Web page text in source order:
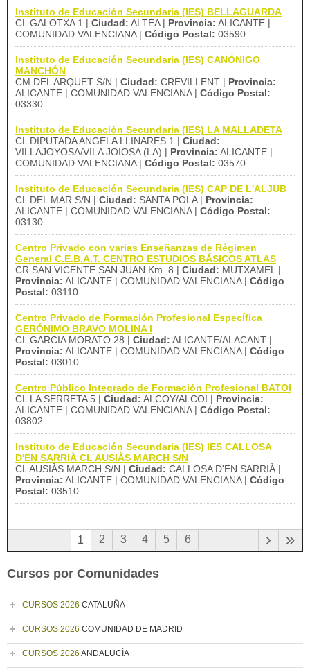
Instituto de Educación Secundaria (IES) BELLAGUARDA
CL GALOTXA 1 | Ciudad: ALTEA | Provincia: ALICANTE |
COMUNIDAD VALENCIANA | Código Postal: 03590
Instituto de Educación Secundaria (IES) CANÓNIGO
MANCHÓN
CM DEL ARQUET S/N | Ciudad: CREVILLENT | Provincia:
ALICANTE | COMUNIDAD VALENCIANA | Código Postal:
03330
Instituto de Educación Secundaria (IES) LA MALLADETA
CL DIPUTADA ANGELA LLINARES 1 | Ciudad:
VILLAJOYOSA/VILA JOIOSA (LA) | Provincia: ALICANTE |
COMUNIDAD VALENCIANA | Código Postal: 03570
Instituto de Educación Secundaria (IES) CAP DE L'ALJUB
CL DEL MAR S/N | Ciudad: SANTA POLA | Provincia:
ALICANTE | COMUNIDAD VALENCIANA | Código Postal:
03130
Centro Privado con varias Enseñanzas de Régimen
General C.E.B.A.T. CENTRO ESTUDIOS BÁSICOS ATLAS
CR SAN VICENTE SAN.JUAN Km. 8 | Ciudad: MUTXAMEL |
Provincia: ALICANTE | COMUNIDAD VALENCIANA | Código
Postal: 03110
Centro Privado de Formación Profesional Específica
GERÓNIMO BRAVO MOLINA I
CL GARCIA MORATO 28 | Ciudad: ALICANTE/ALACANT |
Provincia: ALICANTE | COMUNIDAD VALENCIANA | Código
Postal: 03010
Centro Público Integrado de Formación Profesional BATOI
CL LA SERRETA 5 | Ciudad: ALCOY/ALCOI | Provincia:
ALICANTE | COMUNIDAD VALENCIANA | Código Postal:
03802
Instituto de Educación Secundaria (IES) IES CALLOSA
D'EN SARRIÀ CL AUSIÀS MARCH S/N
CL AUSIÀS MARCH S/N | Ciudad: CALLOSA D'EN SARRIÀ |
Provincia: ALICANTE | COMUNIDAD VALENCIANA | Código
Postal: 03510
1 2 3 4 5 6 »
›
Cursos por Comunidades
CURSOS 2026 CATALUÑA
CURSOS 2026 COMUNIDAD DE MADRID
CURSOS 2026 ANDALUCÍA